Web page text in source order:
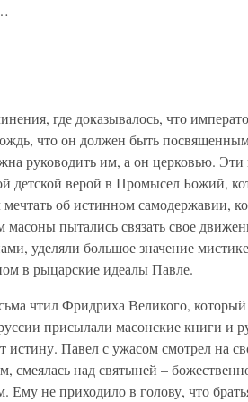
где доказывалось, что
что он должен быть
руководить им, а он церковью. Эти
детской верой в Промысел Божий,
об истинном самодержавии,
пытались связать свое
уделяли большое значение
в рыцарские идеалы Павле.
чтил Фридриха Великого, который
присылали масонские книги и
истину. Павел с ужасом смотрел на
смеялась над святыней –
Ему не приходило в голову, что